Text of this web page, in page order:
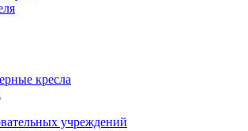
кресла
учреждений